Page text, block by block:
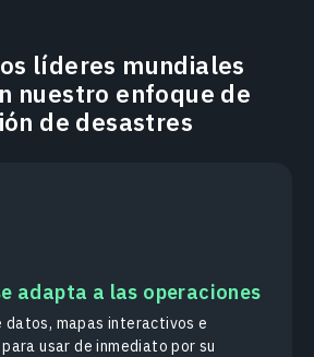
líderes mundiales
nuestro enfoque de
de desastres
adapta a las operaciones
datos, mapas interactivos e
usar de inmediato por su